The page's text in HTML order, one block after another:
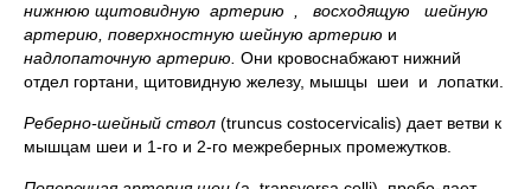
нижнюю щитовидную артерию , восходящую шейную
артерию, поверхностную шейную артерию и
надлопаточную артерию. Они кровоснабжают нижний
отдел гортани, щитовидную железу, мышцы шеи и лопатки.
Реберно-шейный ствол (truncus costocervicalis) дает ветви к
мышцам шеи и 1-го и 2-го межреберных промежутков.